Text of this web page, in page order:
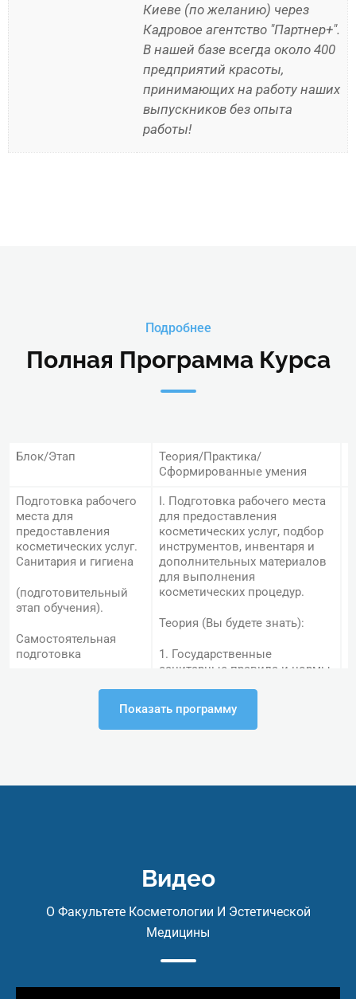
Киеве (по желанию) через
Кадровое агентство "Партнер+".
В нашей базе всегда около 400
предприятий красоты,
принимающих на работу наших
выпускников без опыта
работы!
Подробнее
Полная Программа Курса
Блок/Этап
Теория/Практика/
Сформированные умения
Подготовка рабочего
места для
предоставления
косметических услуг.
Санитария и гигиена
(подготовительный
этап обучения).
Самостоятельная
подготовка
электронном виде)
І. Подготовка рабочего места
для предоставления
косметических услуг, подбор
инструментов, инвентаря и
дополнительных материалов
для выполнения
косметических процедур.
Теория (Вы будете знать):
1. Государственные
санитарные правила и нормы
2. Перечень и назначение
мебели и оборудования для
обработка рабочих
поверхностей оборудования,
инструментов и соблюдение
требований личной гигиены и
Показать программу
Видео
О Факультете Косметологии И Эстетической
Медицины